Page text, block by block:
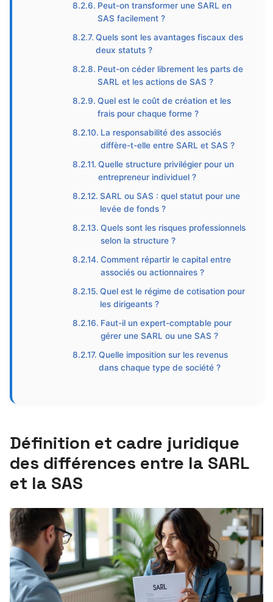
Peut-on transformer une SARL en
SAS facilement ?
Quels sont les avantages fiscaux des
deux statuts ?
Peut-on céder librement les parts de
SARL et les actions de SAS ?
Quel est le coût de création et les
frais pour chaque forme ?
La responsabilité des associés
diffère-t-elle entre SARL et SAS ?
Quelle structure privilégier pour un
entrepreneur individuel ?
SARL ou SAS : quel statut pour une
levée de fonds ?
Quels sont les risques professionnels
selon la structure ?
Comment répartir le capital entre
associés ou actionnaires ?
Quel est le régime de cotisation pour
les dirigeants ?
Faut-il un expert-comptable pour
gérer une SARL ou une SAS ?
Quelle imposition sur les revenus
dans chaque type de société ?
Définition et cadre juridique
des différences entre la SARL
et la SAS